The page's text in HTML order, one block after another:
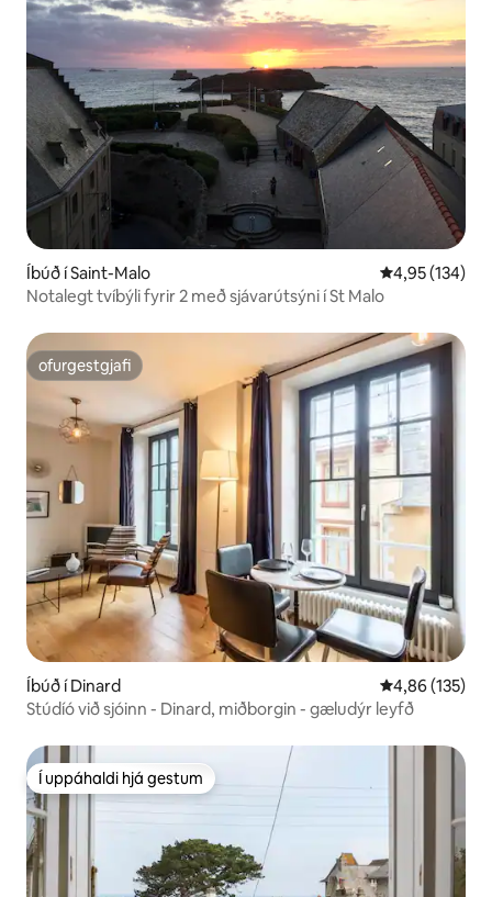
Íbúð í Saint-Malo 4,95 af 5 í
4,95 (134)
Notalegt tvíbýli fyrir 2 með sjávarútsýni í St Malo
ofurgestgjafi
ofurgestgjafi
Íbúð í Dinard 4,86 af 5 í
4,86 (135)
Stúdíó við sjóinn - Dinard, miðborgin - gæludýr leyfð
Í uppáhaldi hjá gestum
Í uppáhaldi hjá gestum